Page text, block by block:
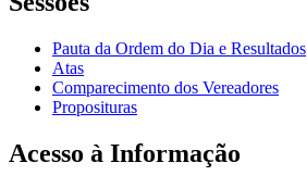
Pauta da Ordem do Dia e Resultados
Atas
Comparecimento dos Vereadores
Proposituras
Acesso à Informação